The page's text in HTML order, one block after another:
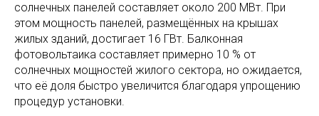
солнечных панелей составляет около 200 МВт. При
этом мощность панелей, размещённых на крышах
жилых зданий, достигает 16 ГВт. Балконная
фотовольтаика составляет примерно 10 % от
солнечных мощностей жилого сектора, но ожидается,
что её доля быстро увеличится благодаря упрощению
процедур установки.